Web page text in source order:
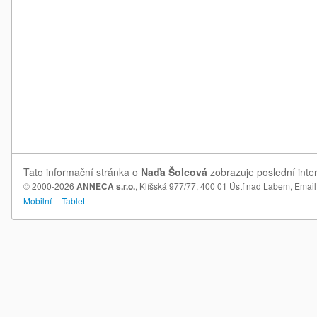
Tato informační stránka o Naďa Šolcová zobrazuje poslední
© 2000-2026 ANNECA s.r.o., Klíšská 977/77, 400 01 Ústí nad Labem,
Mobilní
Tablet |